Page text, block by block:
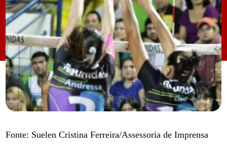
Fonte: Suelen Cristina Ferreira/Assessoria de Imprensa